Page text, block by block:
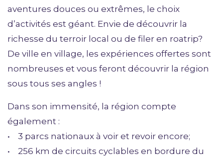
aventures douces ou extrêmes, le choix
d’activités est géant. Envie de découvrir la
richesse du terroir local ou de filer en roatrip?
De ville en village, les expériences offertes sont
nombreuses et vous feront découvrir la région
sous tous ses angles !
Dans son immensité, la région compte
également :
• 3 parcs nationaux à voir et revoir encore;
• 256 km de circuits cyclables en bordure du